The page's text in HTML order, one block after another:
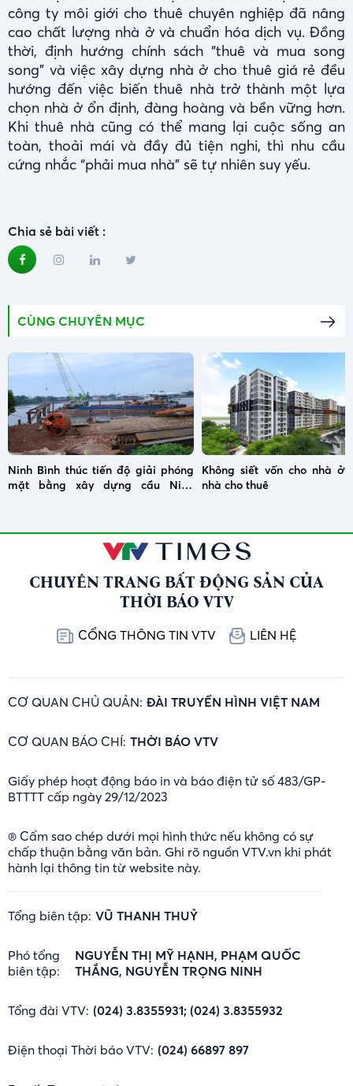
công ty môi giới cho thuê chuyên nghiệp đã nâng
cao chất lượng nhà ở và chuẩn hóa dịch vụ. Đồng
thời, định hướng chính sách “thuê và mua song
song” và việc xây dựng nhà ở cho thuê giá rẻ đều
hướng đến việc biến thuê nhà trở thành một lựa
chọn nhà ở ổn định, đàng hoàng và bền vững hơn.
Khi thuê nhà cũng có thể mang lại cuộc sống an
toàn, thoải mái và đầy đủ tiện nghi, thì nhu cầu
cứng nhắc “phải mua nhà” sẽ tự nhiên suy yếu.
Chia sẻ bài viết :
CÙNG CHUYÊN MỤC
Ninh Bình thúc tiến độ giải phóng
mặt bằng xây dựng cầu Ninh
Không siết vốn cho nhà ở
nhà cho thuê
CHUYÊN TRANG BẤT ĐỘNG SẢN CỦA
THỜI BÁO VTV
CỔNG THÔNG TIN VTV LIÊN HỆ
CƠ QUAN CHỦ QUẢN: ĐÀI TRUYỀN HÌNH VIỆT NAM
CƠ QUAN BÁO CHÍ: THỜI BÁO VTV
Giấy phép hoạt động báo in và báo điện tử số 483/GP-
BTTTT cấp ngày 29/12/2023
® Cấm sao chép dưới mọi hình thức nếu không có sự
chấp thuận bằng văn bản. Ghi rõ nguồn VTV.vn khi phát
hành lại thông tin từ website này.
Tổng biên tập: VŨ THANH THUỶ
Phó tổng
biên tập:
NGUYỄN THỊ MỸ HẠNH, PHẠM QUỐC
THẮNG, NGUYỄN TRỌNG NINH
Tổng đài VTV: (024) 3.8355931; (024) 3.8355932
Điện thoại Thời báo VTV: (024) 66897 897